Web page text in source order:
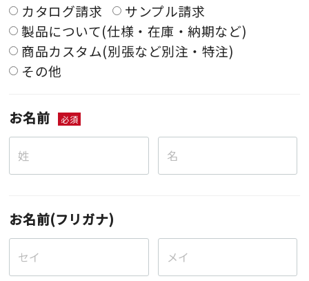
カタログ請求
サンプル請求
製品について(仕様・在庫・納期など)
商品カスタム(別張など別注・特注)
その他
お名前 必須
お名前(フリガナ)